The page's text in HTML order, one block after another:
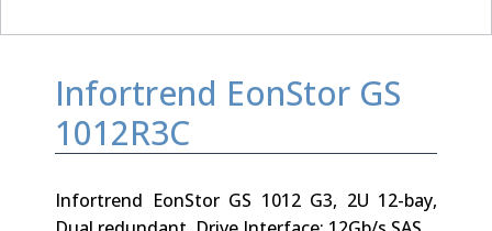
Infortrend EonStor GS
1012R3C
Infortrend EonStor GS 1012 G3, 2U 12-bay,